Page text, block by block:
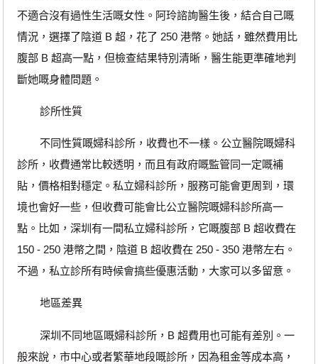
不適合沒有過性生活嘅女性。阿玲諮詢醫生後，結合自己嘅
情況，選擇了陰道 B 超，花了 250 港幣。她話，雖然費用比
腹部 B 超高一點，但檢查結果特別清晰，醫生能更準確地判
斷她嘅身體問題。
診所性質
不同性質嘅婦科診所，收費也不一樣。公立醫院嘅婦科
診所，收費通常比較透明，而且有政府嘅監管同一定嘅補
貼，價格相對穩定。私立婦科診所，服務可能會更周到，環
境也會好一些，但收費可能會比公立醫院嘅婦科診所高一
點。比如，深圳有一間私立婦科診所，它嘅腹部 B 超收費在
150 - 250 港幣之間，陰道 B 超收費在 250 - 350 港幣左右。
不過，私立診所有時候會搞些優惠活動，大家可以多留意。
地區差異
深圳不同地區嘅婦科診所，B 超費用也可能有差別。一
般來說，市中心或者繁華地段嘅診所，因為租金等成本高，